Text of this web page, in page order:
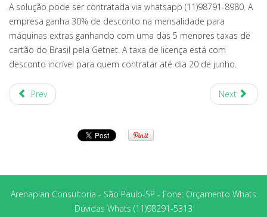
A solução pode ser contratada via whatsapp (11)98791-8980. A
empresa ganha 30% de desconto na mensalidade para
máquinas extras ganhando com uma das 5 menores taxas de
cartão do Brasil pela Getnet. A taxa de licença está com
desconto incrível para quem contratar até dia 20 de junho.
Prev Next
Arenaplan Consultoria - São Paulo-SP - Fone: Orçamento Whats
Dúvidas Whats (11)98291-5313